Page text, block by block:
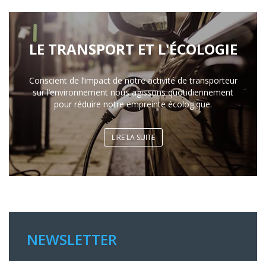
LE TRANSPORT ET L'ÉCOLOGIE
Conscient de l’impact de notre activité de transporteur
sur l’environnement nous agissons quotidiennement
pour réduire notre empreinte écologique.
LIRE LA SUITE
NEWSLETTER